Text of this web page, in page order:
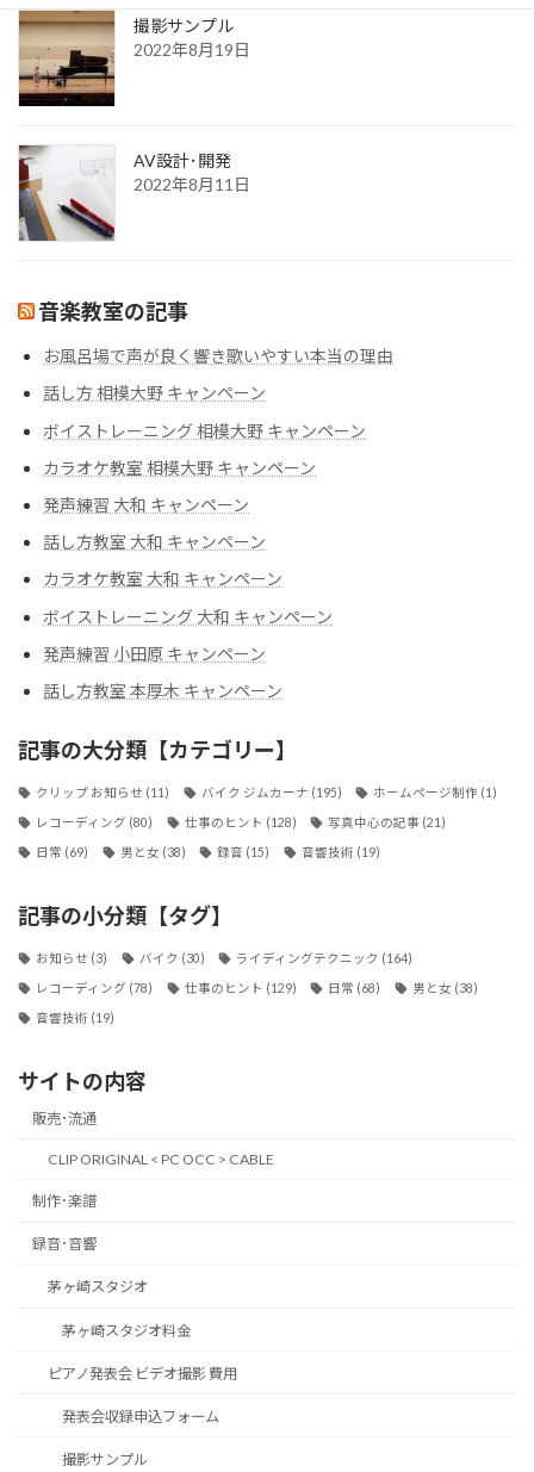
撮影サンプル
2022年8月19日
AV設計･開発
2022年8月11日
音楽教室の記事
お風呂場で声が良く響き歌いやすい本当の理由
話し方 相模大野 キャンペーン
ボイストレーニング 相模大野 キャンペーン
カラオケ教室 相模大野 キャンペーン
発声練習 大和 キャンペーン
話し方教室 大和 キャンペーン
カラオケ教室 大和 キャンペーン
ボイストレーニング 大和 キャンペーン
発声練習 小田原 キャンペーン
話し方教室 本厚木 キャンペーン
記事の大分類【カテゴリー】
クリップ お知らせ (11) バイク ジムカーナ (195) ホームページ制作 (1)
レコーディング (80) 仕事のヒント (128) 写真中心の記事 (21)
日常 (69) 男と女 (38) 録音 (15) 音響技術 (19)
記事の小分類【タグ】
お知らせ (3) バイク (30) ライディングテクニック (164)
レコーディング (78) 仕事のヒント (129) 日常 (68) 男と女 (38)
音響技術 (19)
サイトの内容
販売･流通
CLIP ORIGINAL < PC OCC > CABLE
制作･楽譜
録音･音響
茅ヶ崎スタジオ
茅ヶ崎スタジオ料金
ピアノ発表会 ビデオ撮影 費用
発表会収録申込フォーム
撮影サンプル